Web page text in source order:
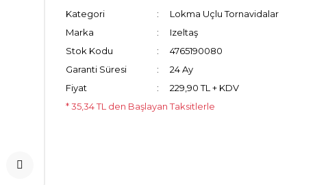
Kategori
Lokma Uçlu Tornavidalar
Marka
Izeltaş
Stok Kodu
4765190080
Garanti Süresi
24 Ay
Fiyat
229,90 TL + KDV
* 35,34 TL den Başlayan Taksitlerle